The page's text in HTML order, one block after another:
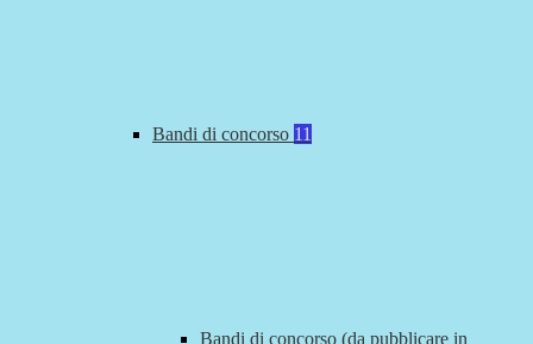
Bandi di concorso 11
Bandi di concorso (da pubblicare in